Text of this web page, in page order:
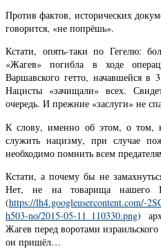
Против фактов, исторических
говорится, «не попрёшь».
Кстати, опять-таки по Гегелю:
«Жагев» погибла в ходе
Варшавского гетто, начавшейся в
Нацисты «зачищали» всех.
очередь. И прежние «заслуги» не
К слову, именно об этом, о том,
служить нацизму, при случае
необходимо помнить всем
Кстати, а почему бы не
Нет, не на товарища нашего
(https://lh4.googleusercontent.com/-
h503-no/2015-05-11_110330.png)
Жагев перед воротами
он пришёл…